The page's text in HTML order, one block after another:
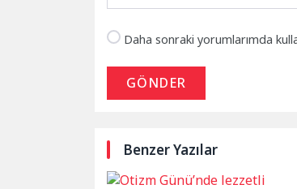
Daha sonraki yorumlarımda
GÖNDER
Benzer Yazılar